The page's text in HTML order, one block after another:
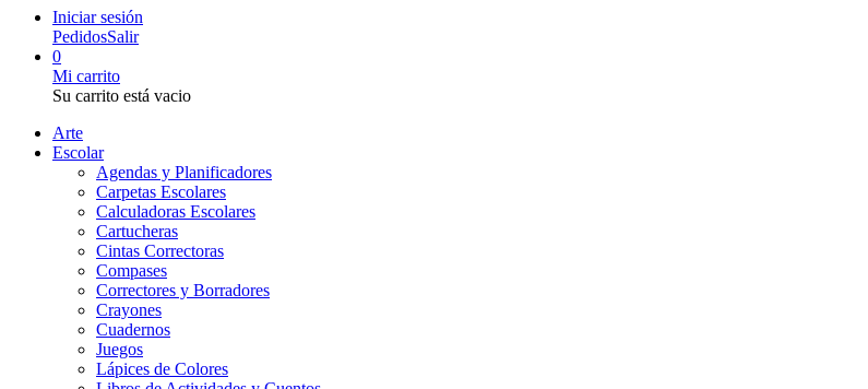
Iniciar sesión
PedidosSalir
0
Mi carrito
Su carrito está vacio
Arte
Escolar
Agendas y Planificadores
Carpetas Escolares
Calculadoras Escolares
Cartucheras
Cintas Correctoras
Compases
Correctores y Borradores
Crayones
Cuadernos
Juegos
Lápices de Colores